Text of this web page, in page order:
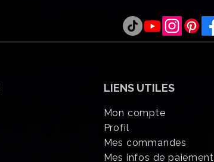
LIENS UTILES
Mon compte
Profil
Mes commandes
Mes infos de paiement